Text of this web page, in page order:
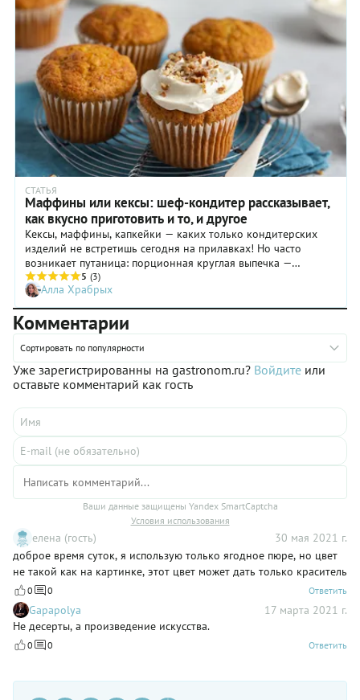
СТАТЬЯ
Маффины или кексы: шеф-кондитер рассказывает,
как вкусно приготовить и то, и другое
Кексы, маффины, капкейки — каких только кондитерских
изделий не встретишь сегодня на прилавках! Но часто
возникает путаница: порционная круглая выпечка —
обязательно маффин? Или ее тоже можно назвать кексом? А
мини-десерт, украшенный шапкой из крема c
разноцветными посыпками? Разобраться в этом нам
поможет шеф-кондитер «Кофемании» Елена Железнякова.
5 (3)
Алла Храбрых
Комментарии
Сортировать по популярности
Уже зарегистрированны на gastronom.ru? Войдите или
оставьте комментарий как гость
Ваши данные защищены Yandex SmartCaptcha
Условия использования
елена (гость)
30 мая 2021 г.
доброе время суток, я использую только ягодное пюре, но цвет
не такой как на картинке, этот цвет может дать только краситель
0 0 Ответить
Gapapolya
17 марта 2021 г.
Не десерты, а произведение искусства.
0 0 Ответить